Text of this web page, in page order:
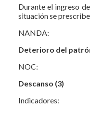
Durante el ingreso
situación se
NANDA:
Deterioro del
NOC:
Descanso (3)
Indicadores: